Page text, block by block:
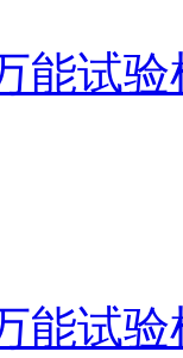
能试验
能试验